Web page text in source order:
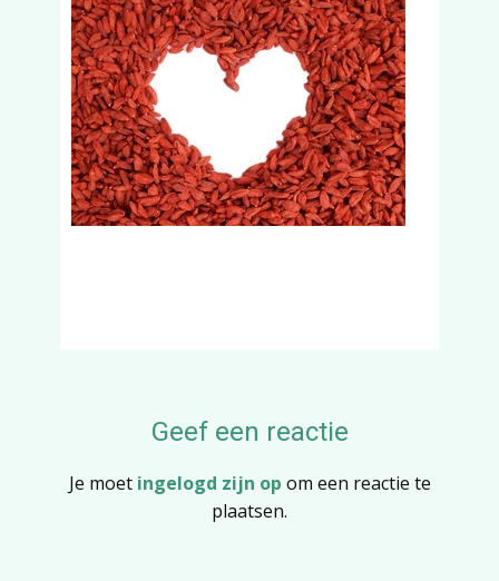
Geef een reactie
Je moet ingelogd zijn op om een reactie te
plaatsen.